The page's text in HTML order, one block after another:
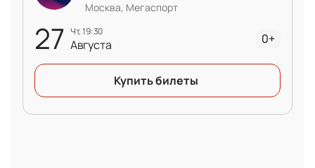
27 чт, 19:30
Августа
Москва, Мегаспорт
0+
Купить билеты